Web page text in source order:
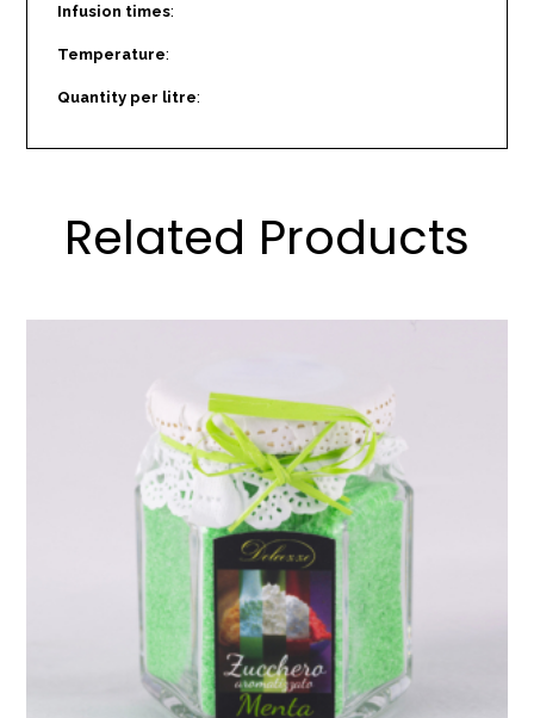
Infusion times:
Temperature:
Quantity per litre:
Related Products